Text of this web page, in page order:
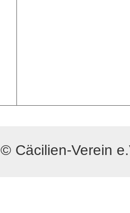
© Cäcilien-Verein